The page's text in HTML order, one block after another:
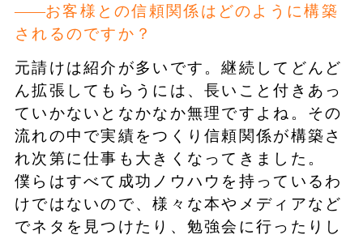
お客様との信頼関係はどのように構築
されるのですか？
元請けは紹介が多いです。継続してどんど
ん拡張してもらうには、長いこと付きあっ
ていかないとなかなか無理ですよね。その
流れの中で実績をつくり信頼関係が構築さ
れ次第に仕事も大きくなってきました。
僕らはすべて成功ノウハウを持っているわ
けではないので、様々な本やメディアなど
でネタを見つけたり、勉強会に行ったりし